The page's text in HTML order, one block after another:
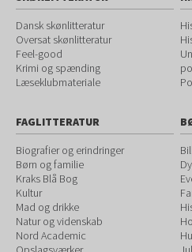
Dansk skønlitteratur
Oversat skønlitteratur
Feel-good
Krimi og spænding
Læseklubmateriale
FAGLITTERATUR
Biografier og erindringer
Børn og familie
Kraks Blå Bog
Kultur
Mad og drikke
Natur og videnskab
Nord Academic